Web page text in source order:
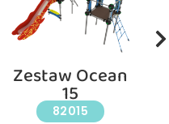
Zestaw Ocean
15
82015